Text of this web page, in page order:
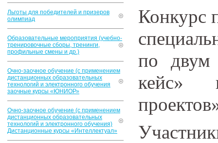
Льготы для победителей и призеров
олимпиад
Образовательные мероприятия (учебно-
тренировочные сборы, тренинги,
профильные смены и др.)
Очно-заочное обучение (с применением
дистанционных образовательных
технологий и электронного обучения
заочные курсы «ЮНИОР»
Очно-заочное обучение (с применением
дистанционных образовательных
технологий и электронного обучения)
Дистанционные курсы «Интеллектуал»
Конкурс
по двум
кейс»